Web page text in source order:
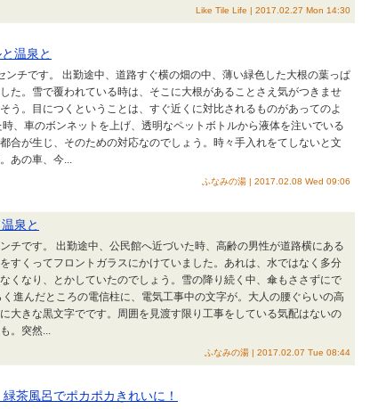
Like Tile Life | 2017.02.27 Mon 14:30
温泉と
ンチです。 出勤途中、道路すぐ横の畑の中、薄い緑色した大根の葉っぱ
た。雪で覆われている時は、そこに大根があることさえ気がつきませ
う。目につくということは、すぐ近くに対比されるものがあってのよ
、車のボンネットを上げ、透明なペットボトルから液体を注いでいる
合が生じ、そのための対応なのでしょう。時々手入れをてしないと文
あの車、今...
ふなみの湯 | 2017.02.08 Wed 09:06
泉と
チです。 出勤途中、公民館へ近づいた時、高齢の男性が道路横にある
すくってフロントガラスにかけていました。あれは、水ではなく多分
くなり、とかしていたのでしょう。雪の降り続く中、傘もささずにで
進んだところの電信柱に、電気工事中の文字が。大人の腰ぐらいの高
大きな黒文字でです。周囲を見渡す限り工事をしている気配はないの
。突然...
ふなみの湯 | 2017.02.07 Tue 08:44
茶風呂でポカポカきれいに！